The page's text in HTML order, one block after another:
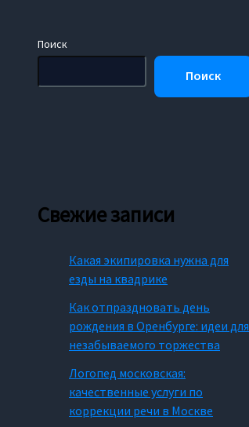
Поиск
Поиск
Свежие записи
Какая экипировка нужна для
езды на квадрике
Как отпраздновать день
рождения в Оренбурге: идеи для
незабываемого торжества
Логопед московская:
качественные услуги по
коррекции речи в Москве